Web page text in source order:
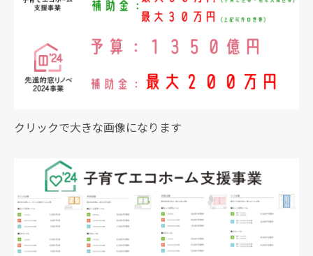
クリックで大きな画像になります